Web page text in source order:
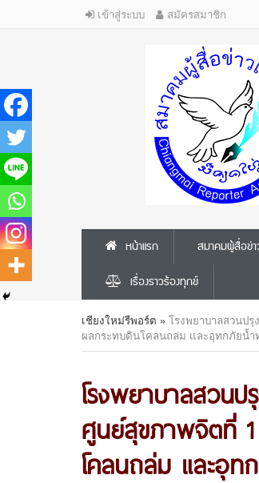
เข้าสู่ระบบ สมัครสมาชิก
หน้าแรก สมาคมผู้สื่อข่า
เรื่องราวร้องทุกข์
เชียงใหม่รีพอร์ต » โรงพยาบาลสวนป
ผลกระทบดินโคลนถล่ม และอุทกภัยน้ำ
โรงพยาบาลสวน
ศูนย์สุขภาพจิตที่ 1
โคลนถล่ม และอุท